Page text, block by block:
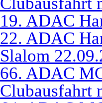
19. ADAC
22. ADAC
Slalom
66. ADAC
Clubausfahrt